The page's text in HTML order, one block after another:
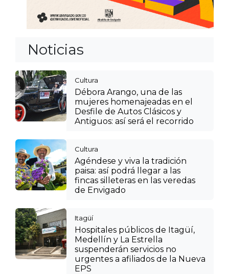
Noticias
Cultura
Débora Arango, una de las
mujeres homenajeadas en el
Desfile de Autos Clásicos y
Antiguos: así será el recorrido
Cultura
Agéndese y viva la tradición
paisa: así podrá llegar a las
fincas silleteras en las veredas
de Envigado
Itagüí
Hospitales públicos de Itagüí,
Medellín y La Estrella
suspenderán servicios no
urgentes a afiliados de la Nueva
EPS